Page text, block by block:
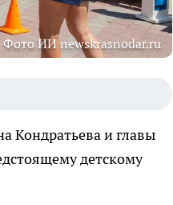
Фото ИИ newskrasnodar.ru
Кондратьева и главы
детскому